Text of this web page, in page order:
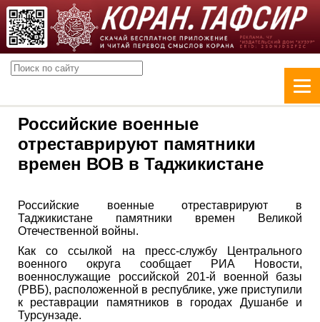
Российские военные
отреставрируют памятники
времен ВОВ в Таджикистане
Российские военные отреставрируют в
Таджикистане памятники времен Великой
Отечественной войны.
Как со ссылкой на пресс-службу Центрального
военного округа сообщает РИА Новости,
военнослужащие российской 201-й военной базы
(РВБ), расположенной в республике, уже приступили
к реставрации памятников в городах Душанбе и
Турсунзаде.